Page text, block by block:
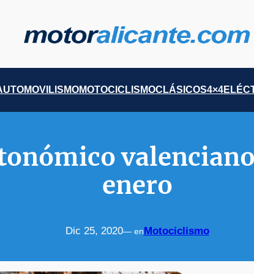
MOTOCICLISMOCLÁSICOS4×4
enero
Dic 25, 2020— enMotociclismo